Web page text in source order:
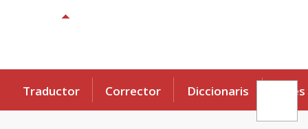
Traductor Corrector Diccionaris Eines